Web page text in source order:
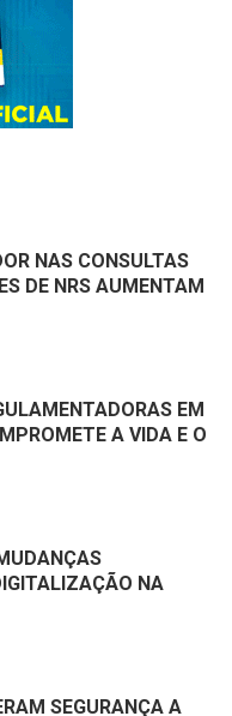
NAS CONSULTAS
DE NRS AUMENTAM
EM
A VIDA E O
NA
SEGURANÇA A